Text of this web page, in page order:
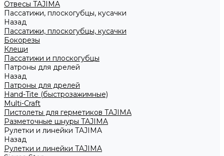
Отвесы TAJIMA
Пассатижи, плоскогубцы, кусачки
Назад
Пассатижи, плоскогубцы, кусачки
Бокорезы
Клещи
Пассатижи и плоскогубцы
Патроны для дрелей
Назад
Патроны для дрелей
Hand-Tite (быстрозажимные)
Multi-Craft
Пистолеты для герметиков TAJIMA
Разметочные шнуры TAJIMA
Рулетки и линейки TAJIMA
Назад
Рулетки и линейки TAJIMA